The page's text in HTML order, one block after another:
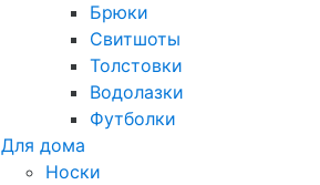
Брюки
Свитшоты
Толстовки
Водолазки
Футболки
Для дома
Носки